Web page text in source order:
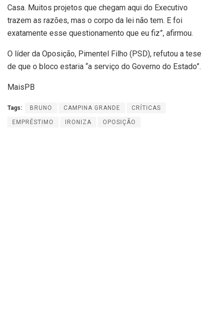
Casa. Muitos projetos que chegam aqui do Executivo
trazem as razões, mas o corpo da lei não tem. E foi
exatamente esse questionamento que eu fiz”, afirmou.
O líder da Oposição, Pimentel Filho (PSD), refutou a tese
de que o bloco estaria “a serviço do Governo do Estado”.
MaisPB
Tags: BRUNO CAMPINA GRANDE CRÍTICAS
EMPRÉSTIMO IRONIZA OPOSIÇÃO